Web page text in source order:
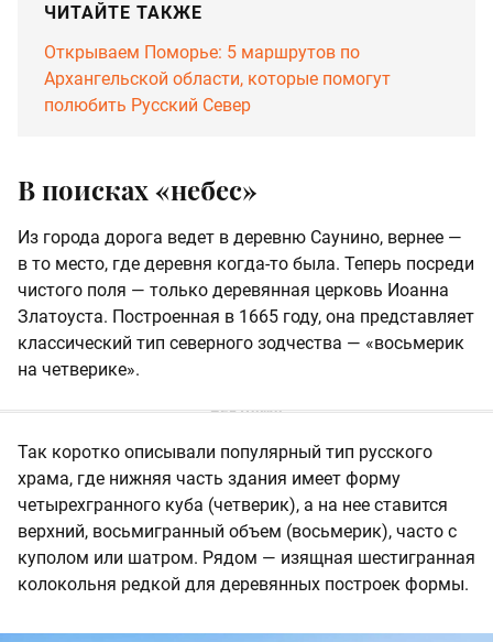
ЧИТАЙТЕ ТАКЖЕ
Открываем Поморье: 5 маршрутов по
Архангельской области, которые помогут
полюбить Русский Север
В поисках «небес»
Из города дорога ведет в деревню Саунино, вернее —
в то место, где деревня когда-то была. Теперь посреди
чистого поля — только деревянная церковь Иоанна
Златоуста. Построенная в 1665 году, она представляет
классический тип северного зодчества — «восьмерик
на четверике».
Так коротко описывали популярный тип русского
храма, где нижняя часть здания имеет форму
четырехгранного куба (четверик), а на нее ставится
верхний, восьмигранный объем (восьмерик), часто с
куполом или шатром. Рядом — изящная шестигранная
колокольня редкой для деревянных построек формы.